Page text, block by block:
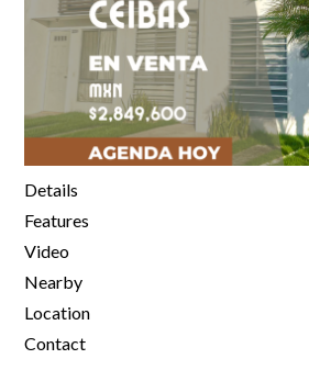
Details
Features
Video
Nearby
Location
Contact